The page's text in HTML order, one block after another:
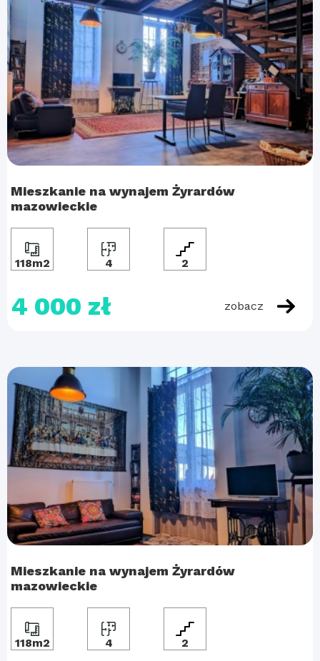
Mieszkanie na wynajem Żyrardów
mazowieckie
118m2 4 2
4 000 zł zobacz
Mieszkanie na wynajem Żyrardów
mazowieckie
118m2 4 2